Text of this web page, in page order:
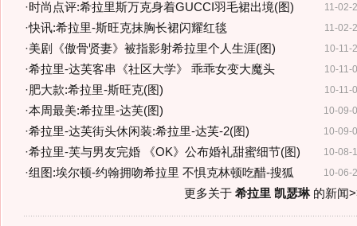
11-02-
·时尚点评:希拉里斯万克身着GUCCI羽毛裙出境(图)
11-02-
·快讯:希拉里-斯旺克抹胸长裙闪耀红毯
10-11-
·美剧《傲骨贤妻》被指影射希拉里个人生涯(图)
10-11-
·希拉里-达芙客串《社区大学》 乖乖女变大魔头
10-11-
·肥大款:希拉里-斯旺克(图)
10-09-
·本周最美:希拉里-达芙(图)
10-09-
·希拉里-达芙街头休闲装:希拉里-达芙-2(图)
10-08-
·希拉里-芙与男友完婚 《OK》公布婚礼甜蜜细节(图)
10-06-
·组图:埃尔顿-约翰拥吻希拉里 不惧克林顿吃醋-搜狐
更多关于 希拉里 凯瑟琳的新闻